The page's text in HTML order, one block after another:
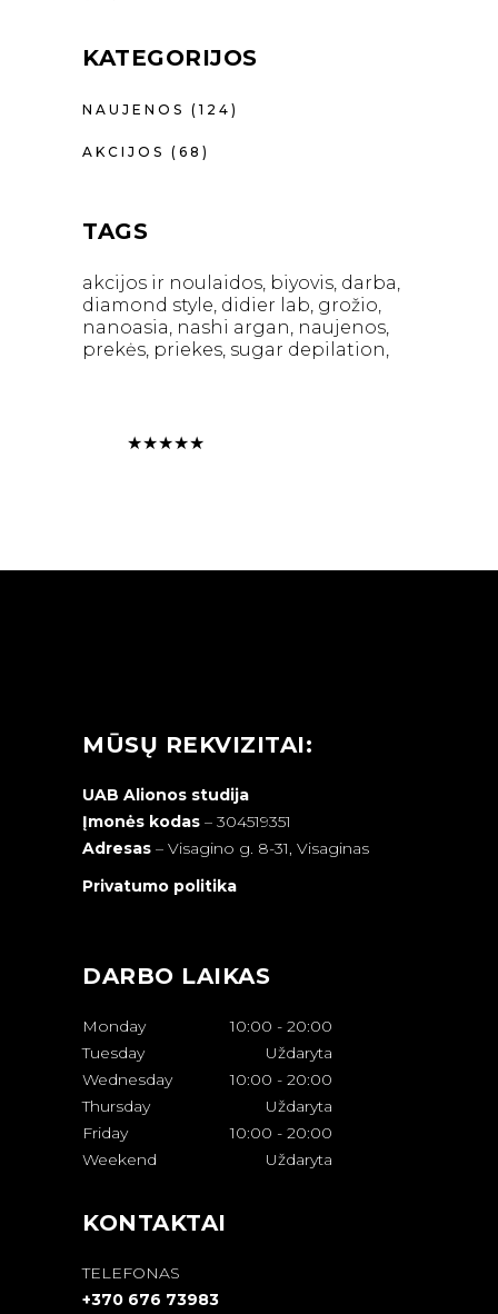
KATEGORIJOS
NAUJENOS (124)
AKCIJOS (68)
TAGS
akcijos ir noulaidos biyovis darba
diamond style didier lab grožio
nanoasia nashi argan naujenos
prekės priekes sugar depilation
★★★★★
MŪSŲ REKVIZITAI:
UAB Alionos studija
Įmonės kodas – 304519351
Adresas – Visagino g. 8-31, Visaginas
Privatumo politika
DARBO LAIKAS
Monday 10:00 - 20:00
Tuesday
Uždaryta
Wednesday
10:00 - 20:00
Thursday
Uždaryta
Friday
10:00 - 20:00
Weekend
Uždaryta
KONTAKTAI
TELEFONAS
+370 676 73983